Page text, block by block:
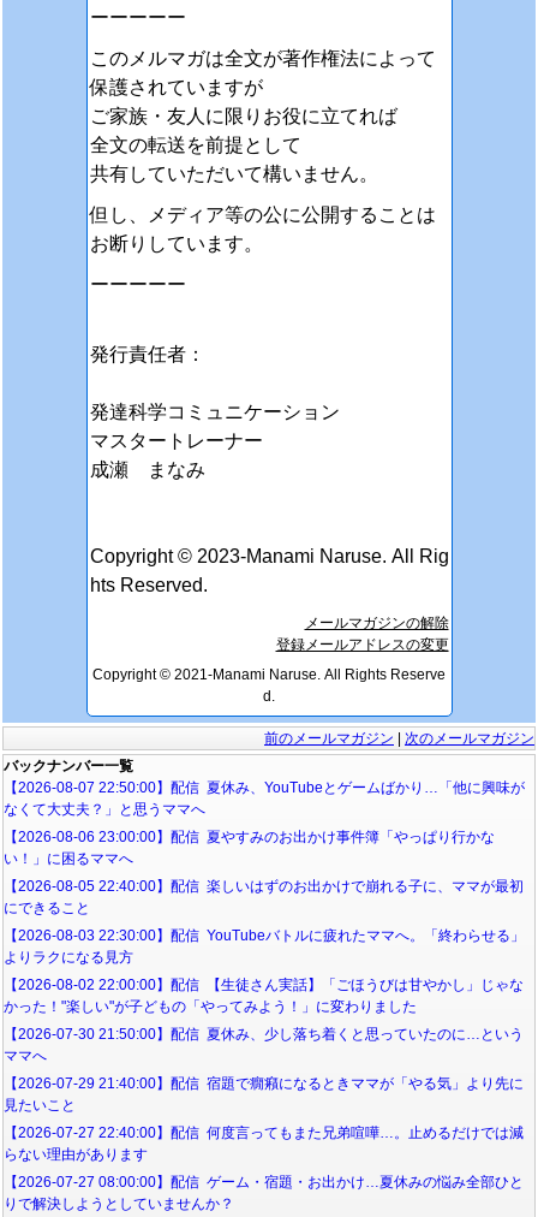
ーーーーー
このメルマガは全文が著作権法によって
保護されていますが
ご家族・友人に限りお役に立てれば
全文の転送を前提として
共有していただいて構いません。
但し、メディア等の公に公開することは
お断りしています。
ーーーーー
発行責任者：
発達科学コミュニケーション
マスタートレーナー
成瀬 まなみ
Copyright © 2023-Manami Naruse. All Rig
hts Reserved.
メールマガジンの解除
登録メールアドレスの変更
Copyright © 2021-Manami Naruse. All Rights Reserve
d.
前のメールマガジン
次のメールマガジン
バックナンバー一覧
【2026-08-07 22:50:00】配信 夏休み、YouTubeとゲームばかり…「他に興味が
なくて大丈夫？」と思うママへ
【2026-08-06 23:00:00】配信 夏やすみのお出かけ事件簿「やっぱり行かな
い！」に困るママへ
【2026-08-05 22:40:00】配信 楽しいはずのお出かけで崩れる子に、ママが最初
にできること
【2026-08-03 22:30:00】配信 YouTubeバトルに疲れたママへ。「終わらせる」
よりラクになる見方
【2026-08-02 22:00:00】配信 【生徒さん実話】「ごほうびは甘やかし」じゃな
かった！"楽しい"が子どもの「やってみよう！」に変わりました
【2026-07-30 21:50:00】配信 夏休み、少し落ち着くと思っていたのに…という
ママへ
【2026-07-29 21:40:00】配信 宿題で癇癪になるときママが「やる気」より先に
見たいこと
【2026-07-27 22:40:00】配信 何度言ってもまた兄弟喧嘩…。止めるだけでは減
らない理由があります
【2026-07-27 08:00:00】配信 ゲーム・宿題・お出かけ…夏休みの悩み全部ひと
りで解決しようとしていませんか？